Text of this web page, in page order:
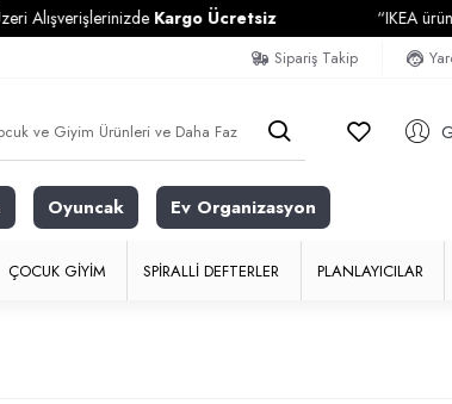
Kargo Ücretsiz “IKEA
Sipariş Takip
Oyuncak Ev Organizasyon
ÇOCUK GIYIM SPIRALLI DEFTERLER PLANLAYICILAR